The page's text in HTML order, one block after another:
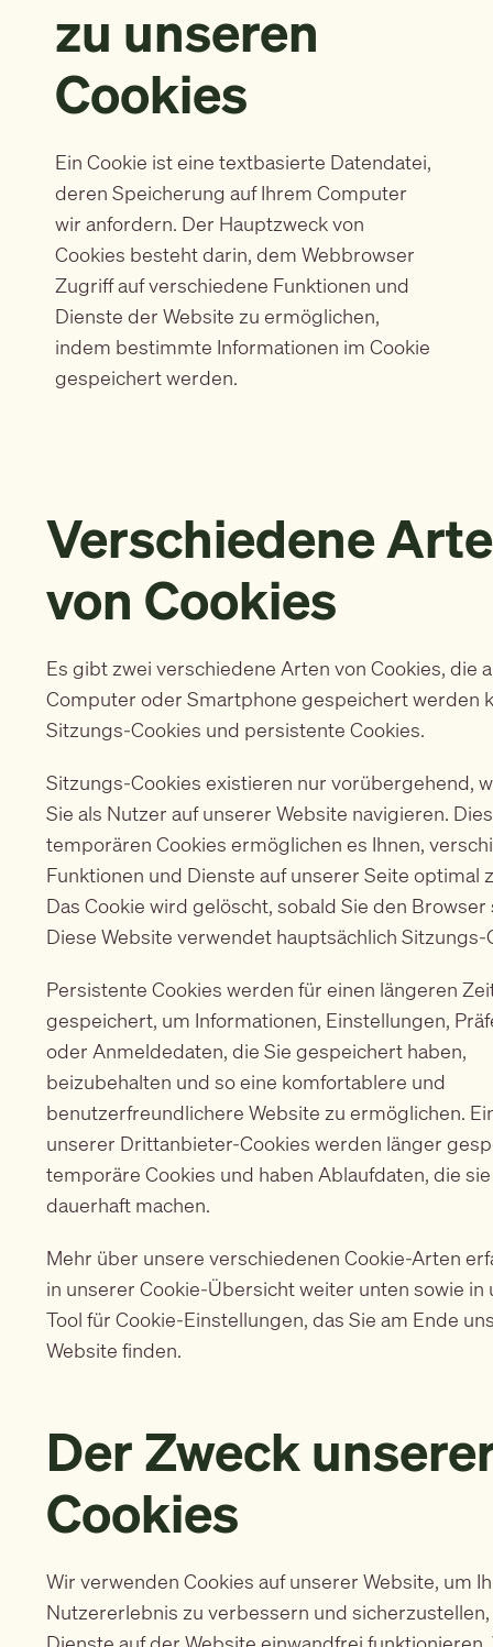
zu unseren
Cookies
Ein Cookie ist eine textbasierte Datendatei,
deren Speicherung auf Ihrem Computer
wir anfordern. Der Hauptzweck von
Cookies besteht darin, dem Webbrowser
Zugriff auf verschiedene Funktionen und
Dienste der Website zu ermöglichen,
indem bestimmte Informationen im Cookie
gespeichert werden.
Verschiedene
von Cookies
Es gibt zwei verschiedene Arten von Cookies, die
Computer oder Smartphone gespeichert werden
Sitzungs-Cookies und persistente Cookies.
Sitzungs-Cookies existieren nur vorübergehend,
Sie als Nutzer auf unserer Website navigieren.
temporären Cookies ermöglichen es Ihnen,
Funktionen und Dienste auf unserer Seite optimal
Das Cookie wird gelöscht, sobald Sie den Browser
Diese Website verwendet hauptsächlich Sitzungs-
Persistente Cookies werden für einen längeren
gespeichert, um Informationen, Einstellungen,
oder Anmeldedaten, die Sie gespeichert haben,
beizubehalten und so eine komfortablere und
benutzerfreundlichere Website zu ermöglichen.
unserer Drittanbieter-Cookies werden länger
temporäre Cookies und haben Ablaufdaten, die
dauerhaft machen.
Mehr über unsere verschiedenen Cookie-Arten
in unserer Cookie-Übersicht weiter unten sowie in
Tool für Cookie-Einstellungen, das Sie am Ende
Website finden.
Der Zweck
Cookies
Wir verwenden Cookies auf unserer Website, um
Nutzererlebnis zu verbessern und sicherzustellen,